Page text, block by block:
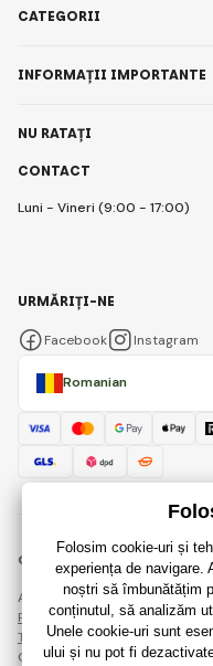
CONTACT
Luni - Vineri (9:00 - 17:00)
CATEGORII
INFORMAȚII IMPORTANTE
NU RATAȚI
Romanian
URMĂRIȚI-NE
Facebook Instagram
© 2018 - 2026 RaiJucării.ro,
Această pagină este
Regulile de protecție a
Termeni și condiții.
Crearea de magazine online